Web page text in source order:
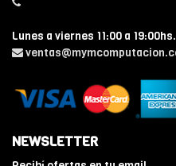
Lunes a viernes 11:00 a
NEWSLETTER